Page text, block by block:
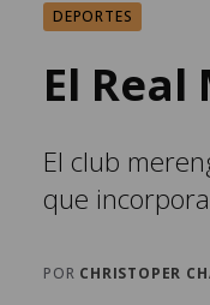
DEPORTES
El
El club
que
POR CHRISTOPER